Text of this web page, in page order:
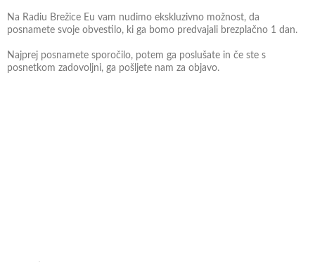
Na Radiu Brežice Eu vam nudimo ekskluzivno možnost, da
posnamete svoje obvestilo, ki ga bomo predvajali brezplačno 1 dan.
Najprej posnamete sporočilo, potem ga poslušate in če ste s
posnetkom zadovoljni, ga pošljete nam za objavo.